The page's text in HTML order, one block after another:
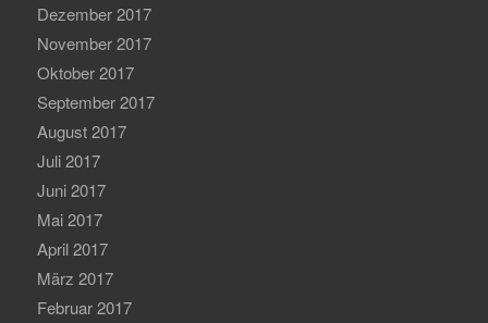
Dezember 2017
November 2017
Oktober 2017
September 2017
August 2017
Juli 2017
Juni 2017
Mai 2017
April 2017
März 2017
Februar 2017